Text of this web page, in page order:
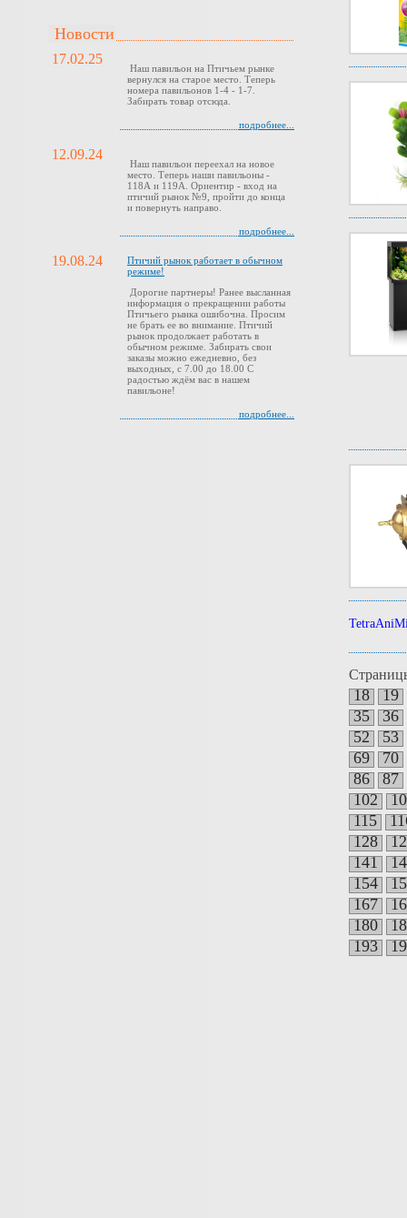
18
19
35
36
52
53
69
70
86
87
102
115
128
141
154
167
180
193
Новости
17.02.25
Наш павильон на Птичьем рынке
вернулся на старое место. Теперь
номера павильонов 1-4 - 1-7.
Забирать товар отсюда.
подробнее...
12.09.24
Наш павильон переехал на новое
место. Теперь наши павильоны -
118А и 119А. Ориентир - вход на
птичий рынок №9, пройти до конца
и повернуть направо.
подробнее...
19.08.24
Птичий рынок работает в обычном
режиме!
Дорогие партнеры! Ранее высланная
информация о прекращении работы
Птичьего рынка ошибочна. Просим
не брать ее во внимание. Птичий
рынок продолжает работать в
обычном режиме. Забирать свои
заказы можно ежедневно, без
выходных, с 7.00 до 18.00 С
радостью ждём вас в нашем
павильоне!
подробнее...